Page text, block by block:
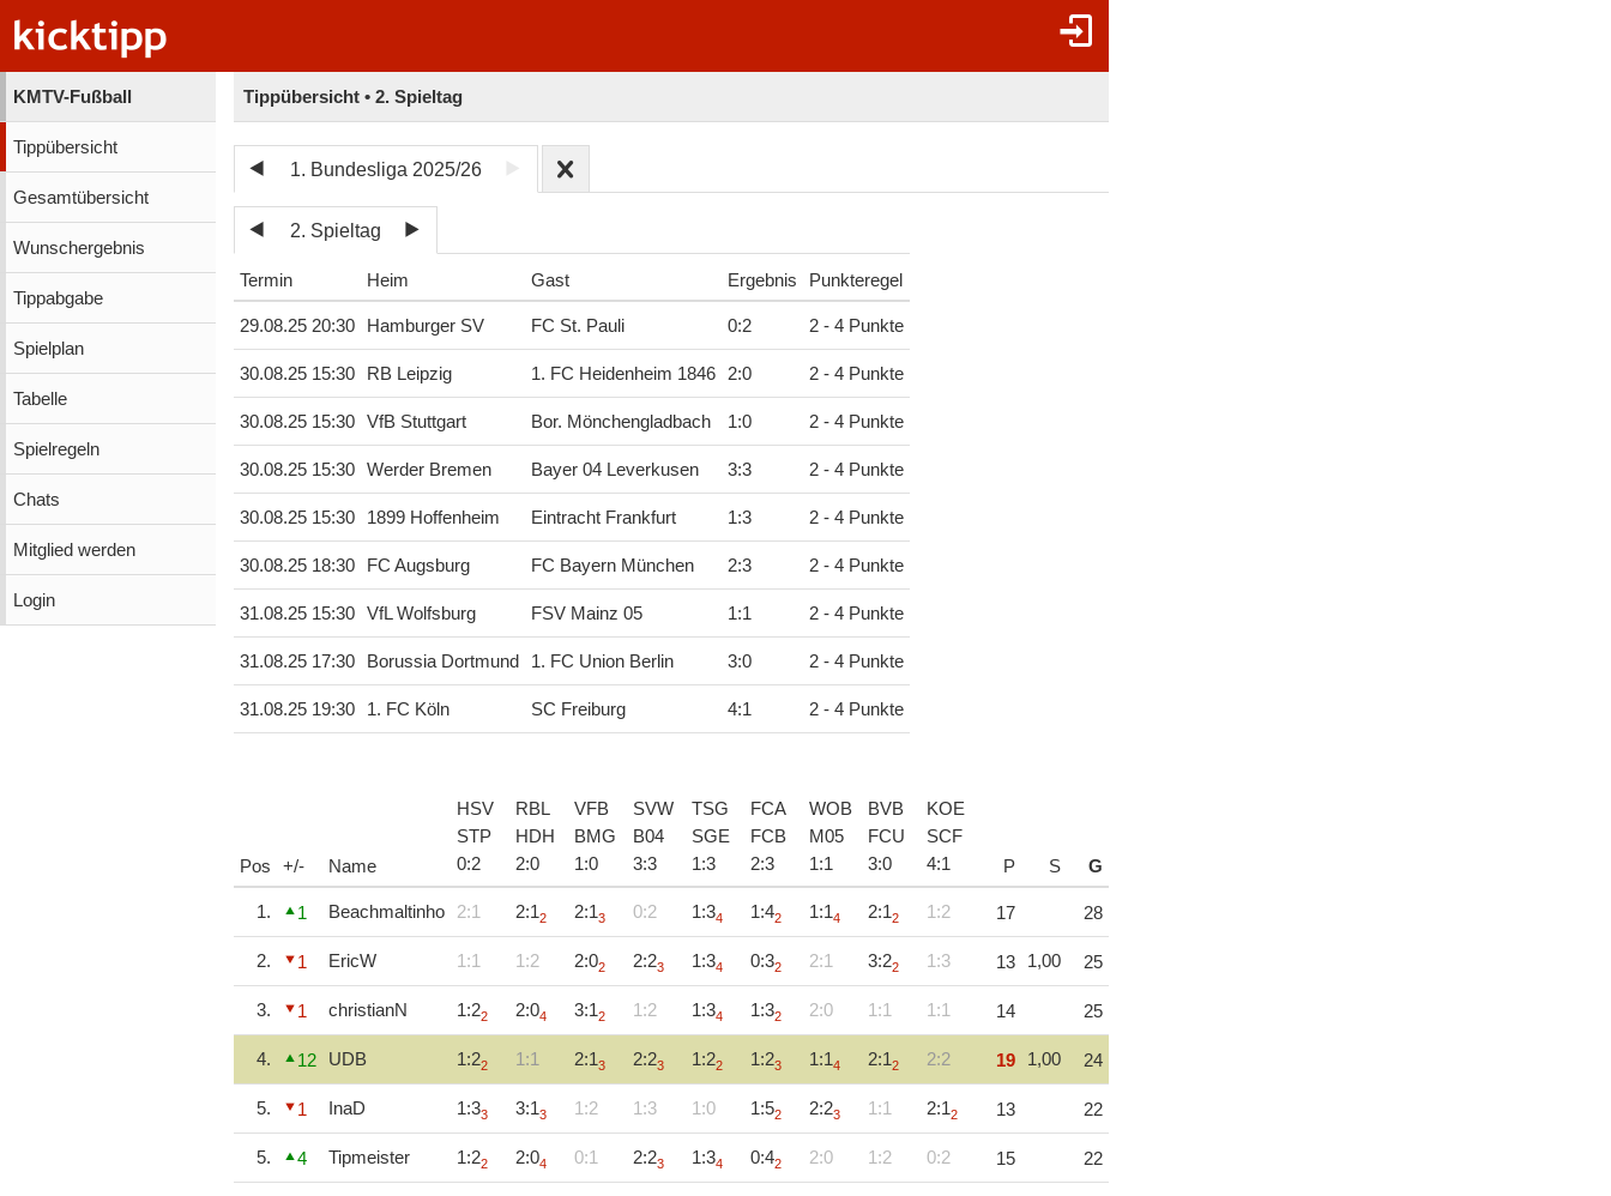
KMTV-Fußball
Tippübersicht
Gesamtübersicht
Wunschergebnis
Tippabgabe
Spielplan
Tabelle
Spielregeln
Chats
Mitglied werden
Login
Tippübersicht • 2. Spieltag
1. Bundesliga 2025/26
2. Spieltag
Termin Heim Gast Ergebnis Punkteregel
29.08.25 20:30 Hamburger SV FC St. Pauli 0:2 2 - 4 Punkte
30.08.25 15:30 RB Leipzig 1. FC Heidenheim 1846 2:0 2 - 4 Punkte
30.08.25 15:30 VfB Stuttgart Bor. Mönchengladbach 1:0 2 - 4 Punkte
30.08.25 15:30 Werder Bremen Bayer 04 Leverkusen 3:3 2 - 4 Punkte
30.08.25 15:30 1899 Hoffenheim Eintracht Frankfurt 1:3 2 - 4 Punkte
30.08.25 18:30 FC Augsburg FC Bayern München 2:3 2 - 4 Punkte
31.08.25 15:30 VfL Wolfsburg FSV Mainz 05 1:1 2 - 4 Punkte
31.08.25 17:30 Borussia Dortmund 1. FC Union Berlin 3:0 2 - 4 Punkte
31.08.25 19:30 1. FC Köln SC Freiburg 4:1 2 - 4 Punkte
Pos +/- Name
HSV
STP
0:2
RBL
HDH
2:0
VFB
BMG
1:0
SVW
B04
3:3
TSG
SGE
1:3
FCA
FCB
2:3
WOB
M05
1:1
BVB
FCU
3:0
KOE
SCF
4:1 P S G
1. 1 Beachmaltinho 2:1 2:12 2:13 0:2 1:34 1:42 1:14 2:12 1:2 17 28
2. 1 EricW 1:1 1:2 2:02 2:23 1:34 0:32 2:1 3:22 1:3 13 1,00 25
3. 1 christianN 1:22 2:04 3:12 1:2 1:34 1:32 2:0 1:1 1:1 14 25
4. 12 UDB 1:22 1:1 2:13 2:23 1:22 1:23 1:14 2:12 2:2 19 1,00 24
5. 1 InaD 1:33 3:13 1:2 1:3 1:0 1:52 2:23 1:1 2:12 13 22
5. 4 Tipmeister 1:22 2:04 0:1 2:23 1:34 0:42 2:0 1:2 0:2 15 22